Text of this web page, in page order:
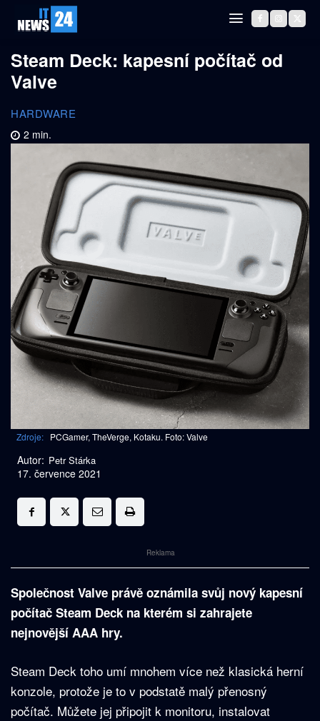
Steam Deck: kapesní počítač od
Valve
HARDWARE
2 min.
Zdroje: PCGamer, TheVerge, Kotaku. Foto: Valve
Autor: Petr Stárka
17. července 2021
Reklama
Společnost Valve právě oznámila svůj nový kapesní
počítač Steam Deck na kterém si zahrajete
nejnovější AAA hry.
Steam Deck toho umí mnohem více než klasická herní
konzole, protože je to v podstatě malý přenosný
počítač. Můžete jej připojit k monitoru, instalovat